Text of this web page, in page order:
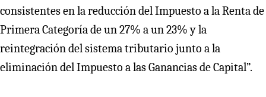
consistentes en la reducción del Impuesto a la Renta de
Primera Categoría de un 27% a un 23% y la
reintegración del sistema tributario junto a la
eliminación del Impuesto a las Ganancias de Capital”.